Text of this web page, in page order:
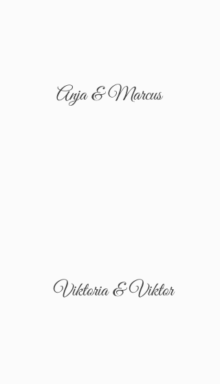
Anja & Marcus
Viktoria & Viktor